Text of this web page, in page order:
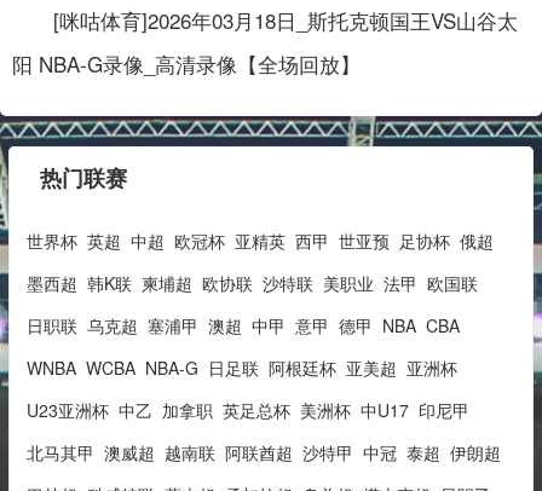
[咪咕体育]2026年03月18日_斯托克顿国王VS山谷太
阳 NBA-G录像_高清录像【全场回放】
热门联赛
世界杯 英超 中超 欧冠杯 亚精英 西甲 世亚预 足协杯 俄超
墨西超 韩K联 柬埔超 欧协联 沙特联 美职业 法甲 欧国联
日职联 乌克超 塞浦甲 澳超 中甲 意甲 德甲 NBA CBA
WNBA WCBA NBA-G 日足联 阿根廷杯 亚美超 亚洲杯
U23亚洲杯 中乙 加拿职 英足总杯 美洲杯 中U17 印尼甲
北马其甲 澳威超 越南联 阿联酋超 沙特甲 中冠 泰超 伊朗超